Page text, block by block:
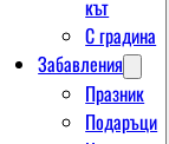
кът
С градина
Забавления
Празник
Подаръци